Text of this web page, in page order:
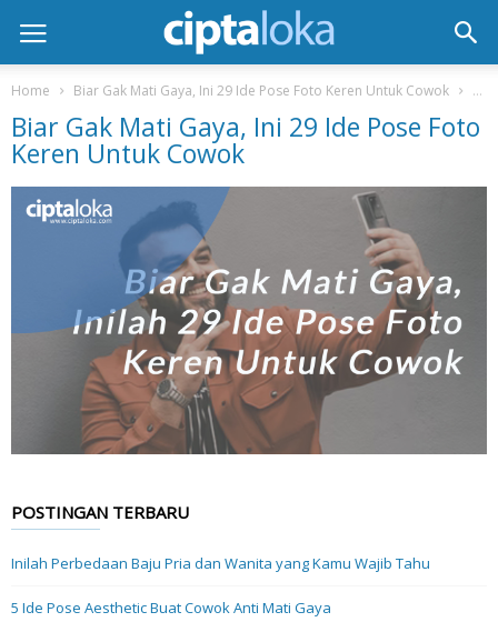
Home Biar Gak Mati Gaya, Ini 29 Ide Pose Foto Keren Untuk Cowok
Biar Gak Mati Gaya, Ini 29 Ide Pose Foto
Keren Untuk Cowok
POSTINGAN TERBARU
Inilah Perbedaan Baju Pria dan Wanita yang Kamu Wajib Tahu
5 Ide Pose Aesthetic Buat Cowok Anti Mati Gaya